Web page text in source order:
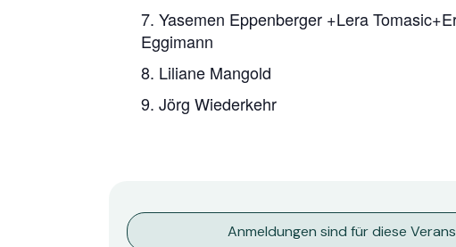
7. Yasemen Eppenberger +Lera
Eggimann
8. Liliane Mangold
9. Jörg Wiederkehr
Anmeldungen sind für diese